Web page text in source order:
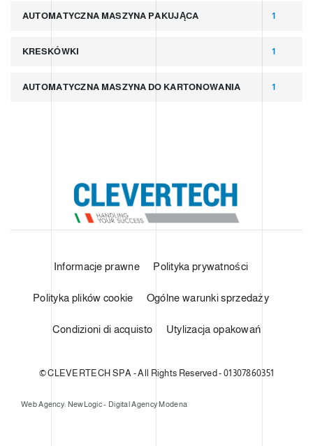
AUTOMATYCZNA MASZYNA PAKUJĄCA 1
KRESKÓWKI 1
AUTOMATYCZNA MASZYNA DO KARTONOWANIA 1
Informacje prawne Polityka prywatności
Polityka plików cookie Ogólne warunki sprzedaży
Condizioni di acquisto Utylizacja opakowań
© CLEVERTECH SPA - All Rights Reserved - 01307860351
Web Agency: NewLogic - Digital Agency Modena